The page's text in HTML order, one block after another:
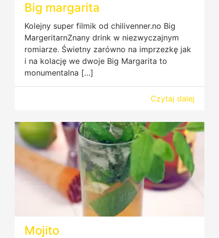
Big margarita
Kolejny super filmik od chilivenner.no Big
MargeritarnZnany drink w niezwyczajnym
romiarze. Świetny zarówno na imprzezkę jak
i na kolację we dwoje Big Margarita to
monumentalna […]
Czytaj dalej
Mojito